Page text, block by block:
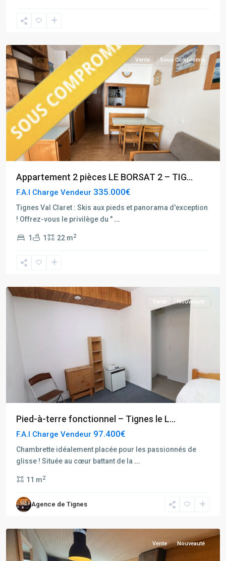
Claret
Vente Sous Compromis
Appartement 2 pièces LE BORSAT 2 – TIG...
F.A.I Charge Vendeur 335.000€
Tignes Val Claret : Skis aux pieds et panorama d'exception
! Offrez-vous le privilège du " ...
1 1 22 m2
Rhône
Tignes,
Le
Vente Nouveauté
Pied-à-terre fonctionnel – Tignes le L...
F.A.I Charge Vendeur 97.400€
Chambrette idéalement placée pour les passionnés de
glisse ! Située au cœur battant de la ...
11 m2
Agence de Tignes
Rhône
Alpes,
Tignes
Val
Claret
Vente Nouveauté